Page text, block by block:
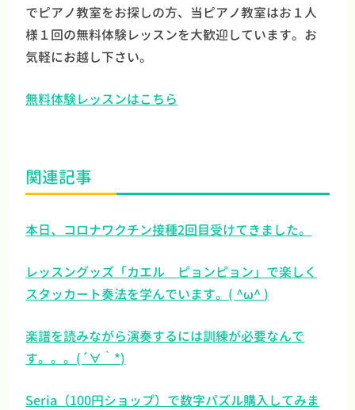
でピアノ教室をお探しの方、当ピアノ教室はお１人
様１回の無料体験レッスンを大歓迎しています。お
気軽にお越し下さい。
無料体験レッスンはこちら
関連記事
本日、コロナワクチン接種2回目受けてきました。
レッスングッズ「カエル ピョンピョン」で楽しく
スタッカート奏法を学んでいます。( ^ω^ )
楽譜を読みながら演奏するには訓練が必要なんで
す。。。(´∀｀*)
Seria（100円ショップ）で数字パズル購入してみま